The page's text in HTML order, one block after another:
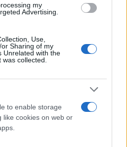
my
Advertising.
Use,
Sharing of my
Unrelated with the
collected.
to enable storage
like cookies on web or
στην ομιλία του και
στη Θράκη. Όπως
υπήρξε η διαπίστωση
στην προστασία των
δικαίου για την
εκατοντάδες
καθυστερήσεις
Το ζήτημα των
συνθήκες κράτησης και η
περιστατικά αστυνομικής